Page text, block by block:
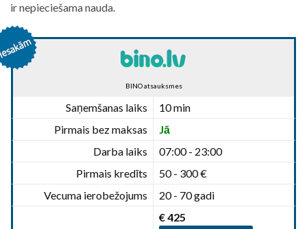
ir nepieciešama nauda.
BINO atsauksmes
Saņemšanas laiks
10 min
Pirmais bez maksas
Jā
Darba laiks
07:00 - 23:00
Pirmais kredīts
50 - 300 €
Vecuma ierobežojums
20 - 70 gadi
€ 425